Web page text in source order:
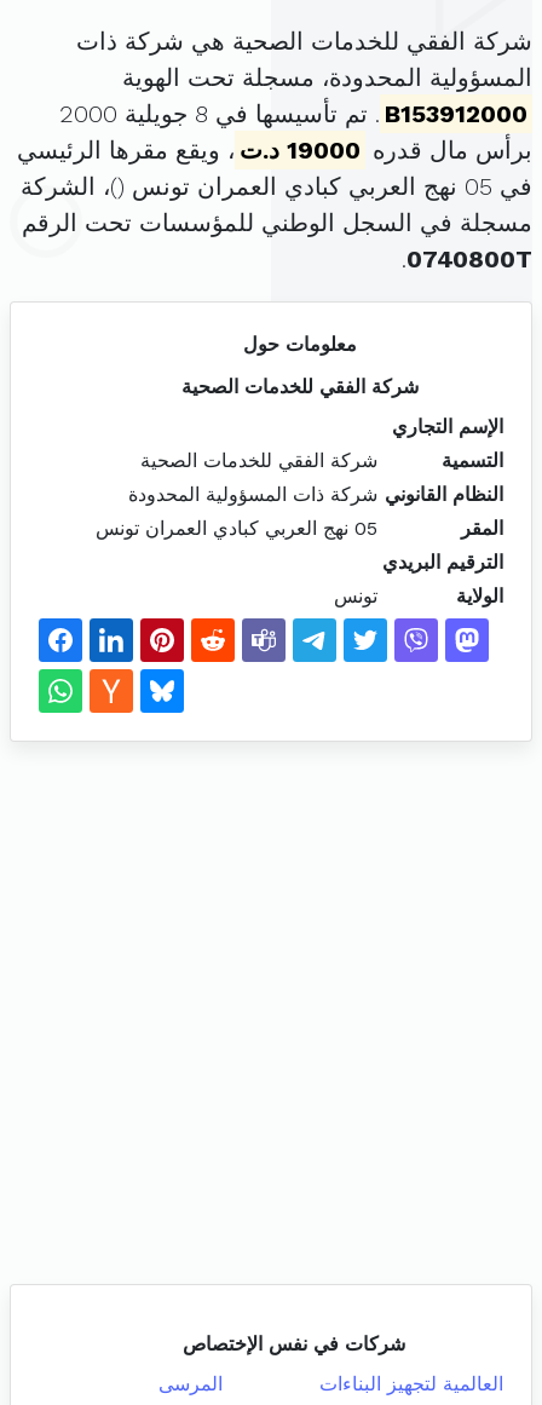
شركة الفقي للخدمات الصحية هي شركة ذات
المسؤولية المحدودة، مسجلة تحت الهوية
B153912000
. تم تأسيسها في 8 جويلية 2000
برأس مال قدره 19000 د.ت
، ويقع مقرها الرئيسي
في 05 نهج العربي كبادي العمران تونس (
)، الشركة
مسجلة في السجل الوطني للمؤسسات تحت الرقم
0740800T
.
معلومات حول
شركة الفقي للخدمات الصحية
الإسم التجاري
التسمية
شركة الفقي للخدمات الصحية
النظام القانوني شركة ذات المسؤولية المحدودة
المقر
05 نهج العربي كبادي العمران تونس
الترقيم البريدي
الولاية
تونس
شركات في نفس الإختصاص
العالمية لتجهيز البناءات
المرسى